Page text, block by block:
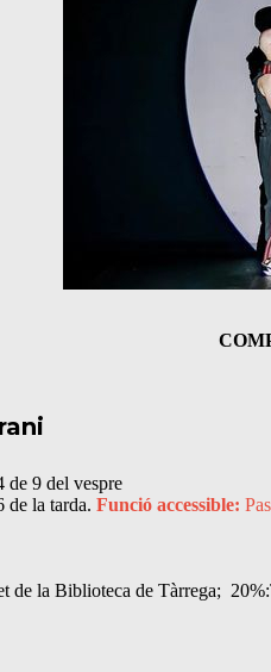
de 9 del vespre
de la tarda. Funció accessible:
de la Biblioteca de Tàrrega;